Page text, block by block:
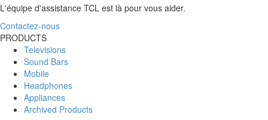
L'équipe d'assistance TCL est là pour vous aider.
Contactez-nous
PRODUCTS
Televisions
Sound Bars
Mobile
Headphones
Appliances
Archived Products